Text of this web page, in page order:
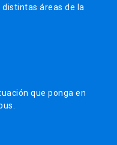
áreas de la
que ponga en